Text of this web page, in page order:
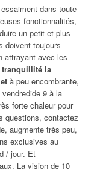
dans toute
fonctionnalités,
un petit et plus
doivent toujours
attrayant avec les
tranquillité la
à peu encombrante,
9 à la
forte chaleur pour
questions, contactez
augmente très peu,
exclusives au
/ jour. Et
La vision de 10